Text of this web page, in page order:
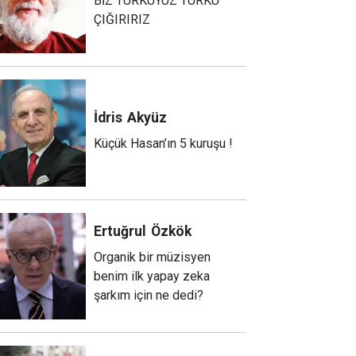
ÇIĞIRIRIZ
İdris Akyüz
Küçük Hasan’ın 5 kuruşu !
Ertuğrul Özkök
Organik bir müzisyen
benim ilk yapay zeka
şarkım için ne dedi?